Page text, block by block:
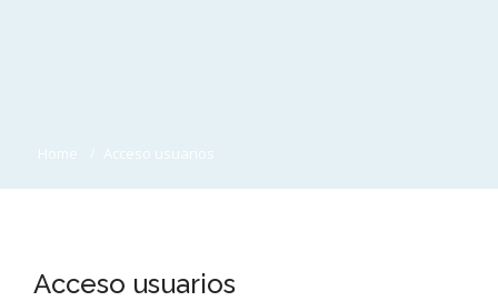
Home Acceso usuarios
Acceso usuarios